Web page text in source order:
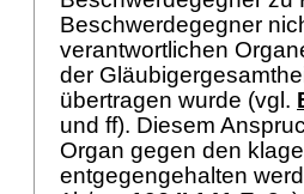
Beschwerdegegner
verantwortlichen
der
übertragen wurde (vgl.
und ff). Diesem
Organ gegen den
entgegengehalten